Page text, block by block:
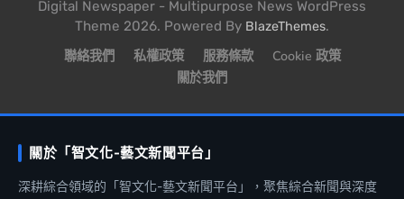
Digital Newspaper - Multipurpose News WordPress
Theme 2026. Powered By BlazeThemes.
聯絡我們 私權政策 服務條款
Cookie 政策
關於我們
關於「智文化-藝文新聞平台」
深耕綜合領域的「智文化-藝文新聞平台」，聚焦綜合新聞與深度